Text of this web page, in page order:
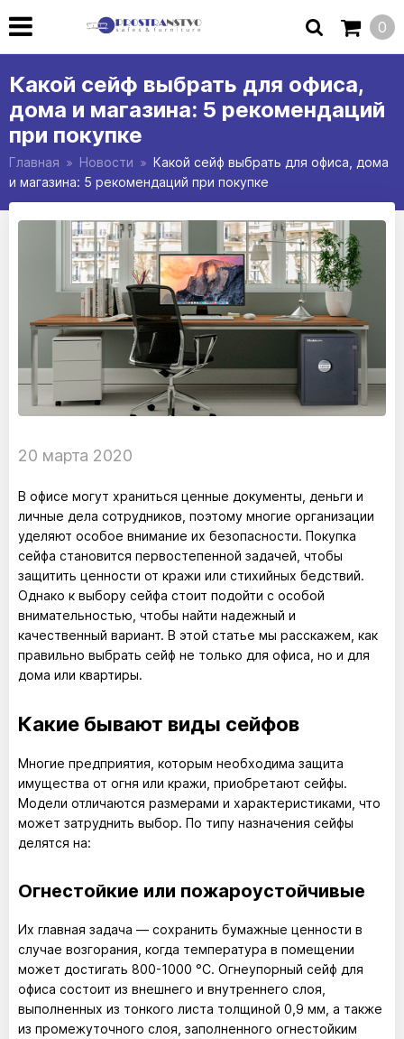
0
Какой сейф выбрать для офиса,
дома и магазина: 5 рекомендаций
при покупке
Главная Новости
Какой сейф выбрать для офиса, дома
и магазина: 5 рекомендаций при покупке
20 марта 2020
В офисе могут храниться ценные документы, деньги и
личные дела сотрудников, поэтому многие организации
уделяют особое внимание их безопасности. Покупка
сейфа становится первостепенной задачей, чтобы
защитить ценности от кражи или стихийных бедствий.
Однако к выбору сейфа стоит подойти с особой
внимательностью, чтобы найти надежный и
качественный вариант. В этой статье мы расскажем, как
правильно выбрать сейф не только для офиса, но и для
дома или квартиры.
Какие бывают виды сейфов
Многие предприятия, которым необходима защита
имущества от огня или кражи, приобретают сейфы.
Модели отличаются размерами и характеристиками, что
может затруднить выбор. По типу назначения сейфы
делятся на:
Огнестойкие или пожароустойчивые
Их главная задача — сохранить бумажные ценности в
случае возгорания, когда температура в помещении
может достигать 800-1000 °С. Огнеупорный сейф для
офиса состоит из внешнего и внутреннего слоя,
выполненных из тонкого листа толщиной 0,9 мм, а также
из промежуточного слоя, заполненного огнестойким